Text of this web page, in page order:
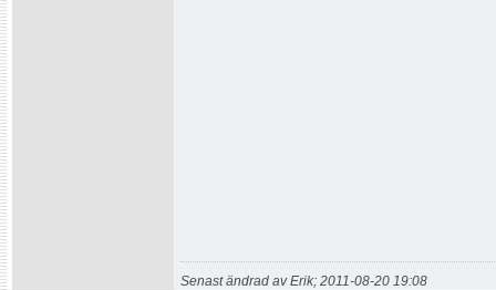
Senast ändrad av Erik; 2011-08-20 19:08